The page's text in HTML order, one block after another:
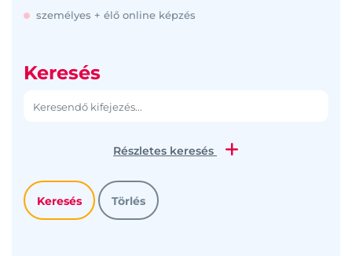
személyes + élő online képzés
Keresés
Részletes keresés